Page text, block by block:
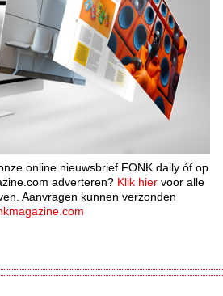
online nieuwsbrief FONK daily óf op
adverteren? Klik hier voor alle
Aanvragen kunnen verzonden